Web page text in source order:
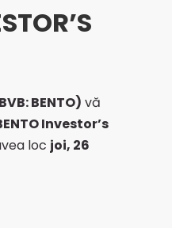
BENTO) vă
Investor’s
loc joi, 26